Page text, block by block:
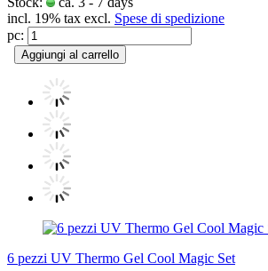
incl. 19% tax excl. Spese di spedizione
pc:
Aggiungi al carrello
6 pezzi UV Thermo Gel Cool Magic Set